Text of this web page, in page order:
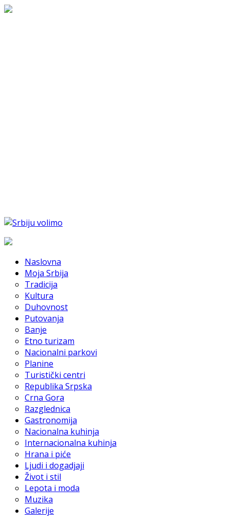
Naslovna
Moja Srbija
Tradicija
Kultura
Duhovnost
Putovanja
Banje
Etno turizam
Nacionalni parkovi
Planine
Turistički centri
Republika Srpska
Crna Gora
Razglednica
Gastronomija
Nacionalna kuhinja
Internacionalna kuhinja
Hrana i piće
Ljudi i dogadjaji
Život i stil
Lepota i moda
Muzika
Galerije